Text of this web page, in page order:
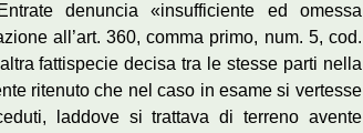
denuncia «insufficiente ed omessa
all’art. 360, comma primo, num. 5, cod.
fattispecie decisa tra le stesse parti nella
ritenuto che nel caso in esame si vertesse
laddove si trattava di terreno avente